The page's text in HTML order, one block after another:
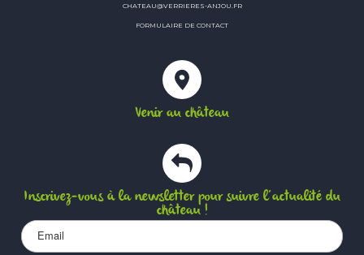
CHATEAU@VERRIERES-ANJOU.FR
FORMULAIRE DE CONTACT
Venir au château
Inscrivez-vous à la newsletter pour suivre l’actualité du
château !